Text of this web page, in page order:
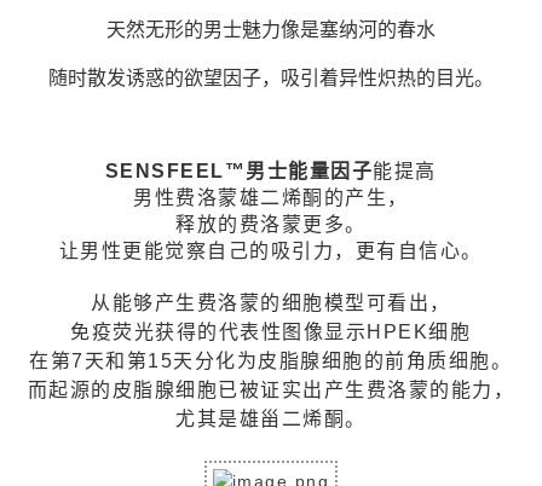
天然无形的男士魅力像是塞纳河的春水
随时散发诱惑的欲望因子，吸引着异性炽热的目光。
SENSFEEL™男士能量因子能提高
男性费洛蒙雄二烯酮的产生，
释放的费洛蒙更多。
让男性更能觉察自己的吸引力，更有自信心。
从能够产生费洛蒙的细胞模型可看出，
免疫荧光获得的代表性图像显示HPEK细胞
在第7天和第15天分化为皮脂腺细胞的前角质细胞。
而起源的皮脂腺细胞已被证实出产生费洛蒙的能力，
尤其是雄甾二烯酮。